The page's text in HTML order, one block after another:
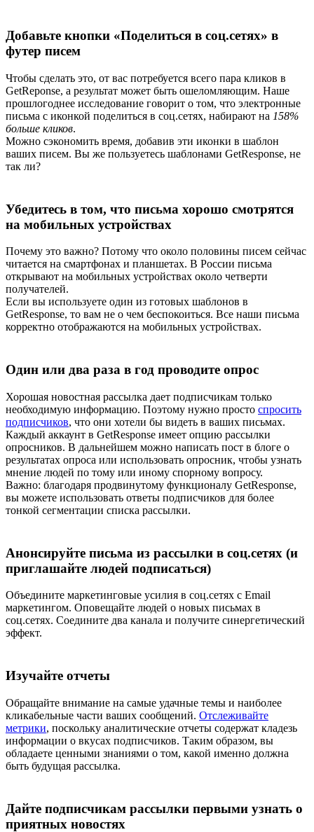
Добавьте кнопки «Поделиться в соц.сетях» в
футер писем
Чтобы сделать это, от вас потребуется всего пара кликов в
GetReponse, а результат может быть ошеломляющим. Наше
прошлогоднее исследование говорит о том, что электронные
письма с иконкой поделиться в соц.сетях, набирают на 158%
больше кликов.
Можно сэкономить время, добавив эти иконки в шаблон
ваших писем. Вы же пользуетесь шаблонами GetResponse, не
так ли?
Убедитесь в том, что письма хорошо смотрятся
на мобильных устройствах
Почему это важно? Потому что около половины писем сейчас
читается на смартфонах и планшетах. В России письма
открывают на мобильных устройствах около четверти
получателей.
Если вы используете один из готовых шаблонов в
GetResponse, то вам не о чем беспокоиться. Все наши письма
корректно отображаются на мобильных устройствах.
Один или два раза в год проводите опрос
Хорошая новостная рассылка дает подписчикам только
необходимую информацию. Поэтому нужно просто спросить
подписчиков, что они хотели бы видеть в ваших письмах.
Каждый аккаунт в GetResponse имеет опцию рассылки
опросников. В дальнейшем можно написать пост в блоге о
результатах опроса или использовать опросник, чтобы узнать
мнение людей по тому или иному спорному вопросу.
Важно: благодаря продвинутому функционалу GetResponse,
вы можете использовать ответы подписчиков для более
тонкой сегментации списка рассылки.
Анонсируйте письма из рассылки в соц.сетях (и
приглашайте людей подписаться)
Объедините маркетинговые усилия в соц.сетях с Email
маркетингом. Оповещайте людей о новых письмах в
соц.сетях. Соедините два канала и получите синергетический
эффект.
Изучайте отчеты
Обращайте внимание на самые удачные темы и наиболее
кликабельные части ваших сообщений. Отслеживайте
метрики, поскольку аналитические отчеты содержат кладезь
информации о вкусах подписчиков. Таким образом, вы
обладаете ценными знаниями о том, какой именно должна
быть будущая рассылка.
Дайте подписчикам рассылки первыми узнать о
приятных новостях